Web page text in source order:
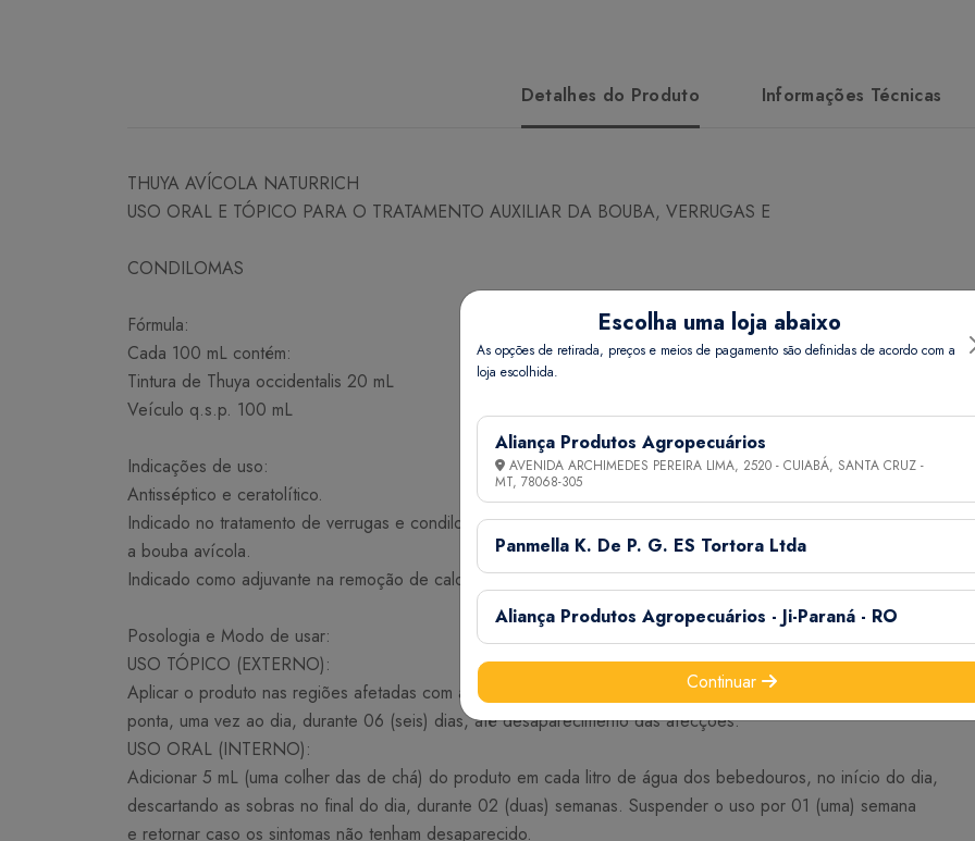
Detalhes do Produto Informações Técnicas
THUYA AVÍCOLA NATURRICH
USO ORAL E TÓPICO PARA O TRATAMENTO AUXILIAR DA BOUBA, VERRUGAS E
CONDILOMAS
Fórmula:
Cada 100 mL contém:
Tintura de Thuya occidentalis 20 mL
Veículo q.s.p. 100 mL
Indicações de uso:
Antisséptico e ceratolítico.
Indicado no tratamento de verrugas e condilomas, resultantes de processos infecciosos e de afecções como
a bouba avícola.
Indicado como adjuvante na remoção de calosidades em aves.
Posologia e Modo de usar:
USO TÓPICO (EXTERNO):
Aplicar o produto nas regiões afetadas com auxílio de cotonete ou bastão com uma mecha de algodão na
ponta, uma vez ao dia, durante 06 (seis) dias, até desaparecimento das afecções.
USO ORAL (INTERNO):
Adicionar 5 mL (uma colher das de chá) do produto em cada litro de água dos bebedouros, no início do dia,
descartando as sobras no final do dia, durante 02 (duas) semanas. Suspender o uso por 01 (uma) semana
e retornar caso os sintomas não tenham desaparecido.
Escolha uma loja abaixo
As opções de retirada, preços e meios de pagamento são definidas de acordo com a
loja escolhida.
Aliança Produtos Agropecuários
AVENIDA ARCHIMEDES PEREIRA LIMA, 2520 - CUIABÁ, SANTA CRUZ -
MT, 78068-305
Panmella K. De P. G. ES Tortora Ltda
Aliança Produtos Agropecuários - Ji-Paraná - RO
Continuar